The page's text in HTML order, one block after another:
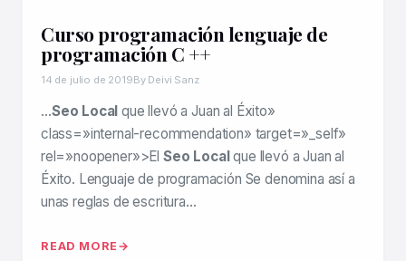
Curso programación lenguaje de
programación C ++
14 de julio de 2019By Deivi Sanz
…Seo Local que llevó a Juan al Éxito»
class=»internal-recommendation» target=»_self»
rel=»noopener»>El Seo Local que llevó a Juan al
Éxito. Lenguaje de programación Se denomina así a
unas reglas de escritura…
READ MORE